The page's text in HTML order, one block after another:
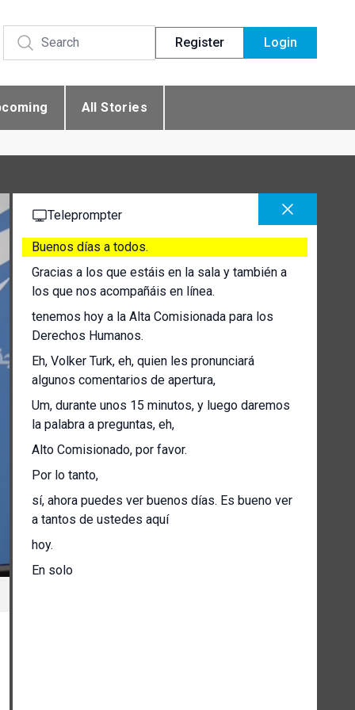
Register Login
All Stories
Teleprompter
Buenos días a todos.
Gracias a los que estáis en la sala y también a
los que nos acompañáis en línea.
tenemos hoy a la Alta Comisionada para los
Derechos Humanos.
Eh, Volker Turk, eh, quien les pronunciará
algunos comentarios de apertura,
Um, durante unos 15 minutos, y luego daremos
la palabra a preguntas, eh,
Alto Comisionado, por favor.
Por lo tanto,
sí, ahora puedes ver buenos días. Es bueno ver
a tantos de ustedes aquí
hoy.
En solo